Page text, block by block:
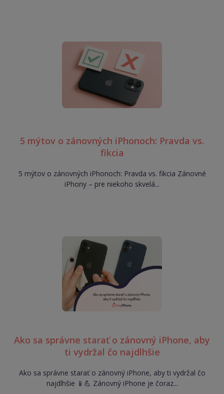
5 mýtov o zánovných iPhonoch: Pravda vs.
fikcia
5 mýtov o zánovných iPhonoch: Pravda vs. fikcia Zánovné
iPhony – pre niekoho skvelá...
Ako sa správne starať o zánovný iPhone, aby
ti vydržal čo najdlhšie
Ako sa správne starať o zánovný iPhone, aby ti vydržal čo
najdlhšie 📱💪 Zánovný iPhone je čoraz...